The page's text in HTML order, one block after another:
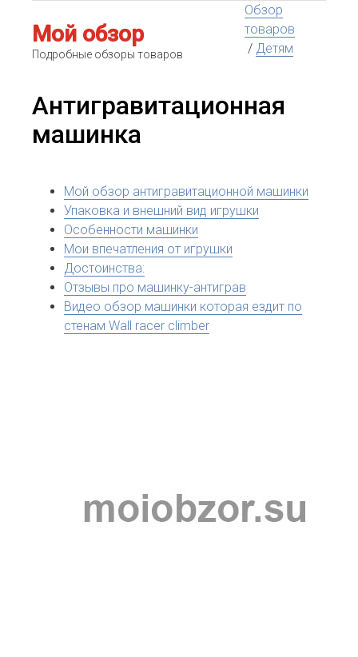
Мой обзор
Подробные обзоры товаров
Обзор
товаров
/ Детям
Антигравитационная
машинка
Мой обзор антигравитационной машинки
Упаковка и внешний вид игрушки
Особенности машинки
Мои впечатления от игрушки
Достоинства:
Отзывы про машинку-антиграв
Видео обзор машинки которая ездит по
стенам Wall racer climber